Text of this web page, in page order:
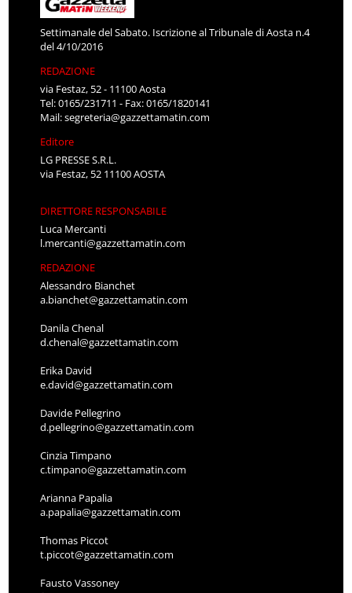
Settimanale del Sabato. Iscrizione al Tribunale di Aosta n.4
del 4/10/2016
REDAZIONE
via Festaz, 52 - 11100 Aosta
Tel: 0165/231711 - Fax: 0165/1820141
Mail:segreteria@gazzettamatin.com
Editore
LG PRESSE S.R.L.
via Festaz, 52 11100 AOSTA
DIRETTORE RESPONSABILE
Luca Mercanti
l.mercanti@gazzettamatin.com
REDAZIONE
Alessandro Bianchet
a.bianchet@gazzettamatin.com
Danila Chenal
d.chenal@gazzettamatin.com
Erika David
e.david@gazzettamatin.com
Davide Pellegrino
d.pellegrino@gazzettamatin.com
Cinzia Timpano
c.timpano@gazzettamatin.com
Arianna Papalia
a.papalia@gazzettamatin.com
Thomas Piccot
t.piccot@gazzettamatin.com
Fausto Vassoney